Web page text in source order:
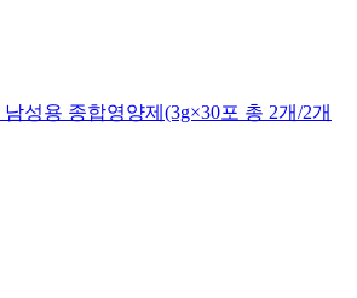
성용 종합영양제(3g×30포 총 2개/2개